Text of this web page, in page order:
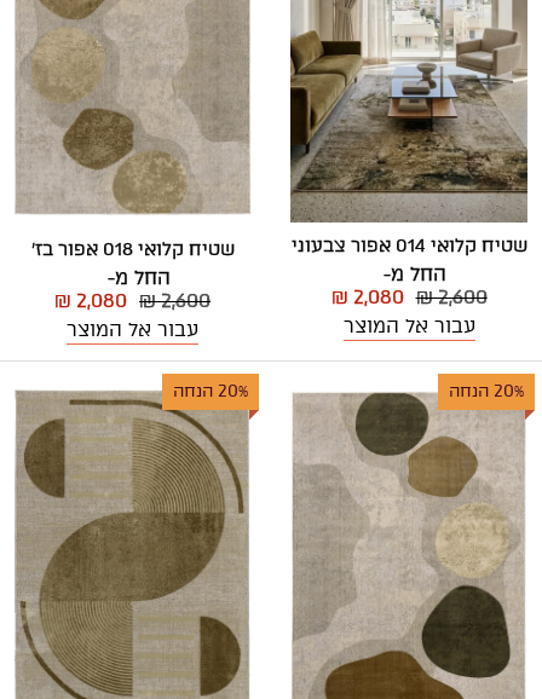
שטיח קלואי 014 אפור צבעוני
החל מ-
₪ 2,600
₪ 2,080
עבור אל המוצר
שטיח קלואי 018 אפור בז'
החל מ-
₪ 2,600
₪ 2,080
עבור אל המוצר
20% הנחה 20% הנחה